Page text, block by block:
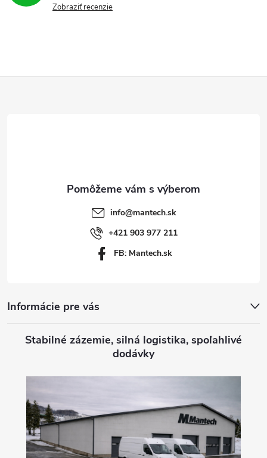
Zobraziť recenzie
info@mantech.sk
+421 903 977 211
FB: Mantech.sk
Informácie pre vás
Stabilné zázemie, silná logistika, spoľahlivé
dodávky